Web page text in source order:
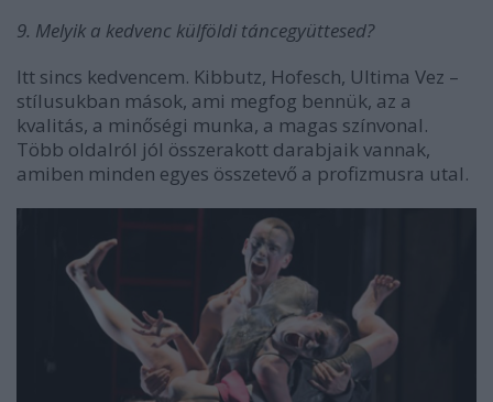
9. Melyik a kedvenc külföldi táncegyüttesed?
Itt sincs kedvencem. Kibbutz, Hofesch, Ultima Vez –
stílusukban mások, ami megfog bennük, az a
kvalitás, a minőségi munka, a magas színvonal.
Több oldalról jól összerakott darabjaik vannak,
amiben minden egyes összetevő a profizmusra utal.